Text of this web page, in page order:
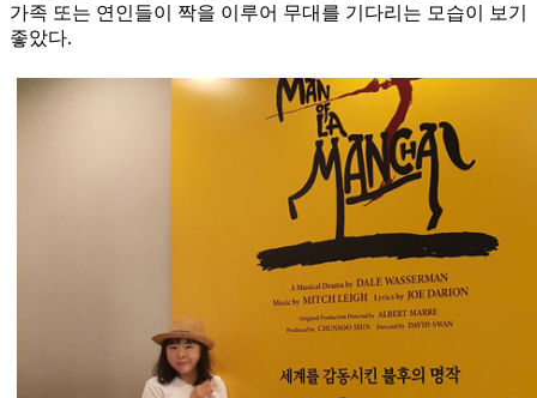
가족 또는 연인들이 짝을 이루어 무대를 기다리는 모습이 보기
좋았다.